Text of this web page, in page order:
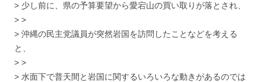
> 少し前に、県の予算要望から愛宕山の買い取りが落とされ、
> >
> 沖縄の民主党議員が突然岩国を訪問したことなどを考える
と、
> >
> 水面下で普天間と岩国に関するいろいろな動きがあるのでは